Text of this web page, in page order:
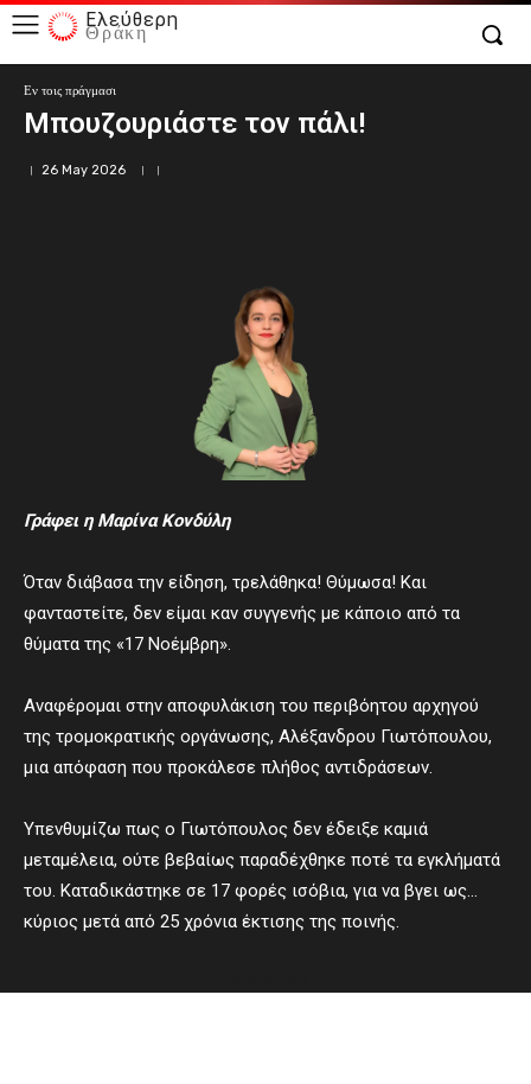
Ελεύθερη
Θράκη
Εν τοις πράγμασι
Μπουζουριάστε τον πάλι!
26 May 2026
Γράφει η Μαρίνα Κονδύλη
Όταν διάβασα την είδηση, τρελάθηκα! Θύμωσα! Και
φανταστείτε, δεν είμαι καν συγγενής με κάποιο από τα
θύματα της «17 Νοέμβρη».
Αναφέρομαι στην αποφυλάκιση του περιβόητου αρχηγού
της τρομοκρατικής οργάνωσης, Αλέξανδρου Γιωτόπουλου,
μια απόφαση που προκάλεσε πλήθος αντιδράσεων.
Υπενθυμίζω πως ο Γιωτόπουλος δεν έδειξε καμιά
μεταμέλεια, ούτε βεβαίως παραδέχθηκε ποτέ τα εγκλήματά
του. Καταδικάστηκε σε 17 φορές ισόβια, για να βγει ως…
κύριος μετά από 25 χρόνια έκτισης της ποινής.